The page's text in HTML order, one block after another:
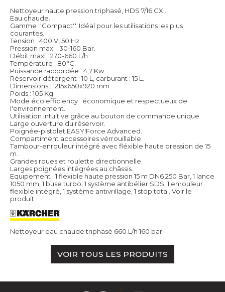
Nettoyeur haute pression triphasé, HDS 7/16 CX .
Eau chaude.
Gamme ''Compact''. Idéal pour les utilisations les plus
courantes.
Tension : 400 V, 50 Hz.
Pression maxi : 30-160 Bar.
Débit maxi : 270-660 L/h.
Température : 80°C.
Puissance raccordée : 4,7 Kw.
Réservoir détergent : 10 L, carburant : 15 L.
Dimensions : 1215x650x920 mm.
Poids : 105 Kg.
Mode éco efficiency : économique et respectueux de
l'environnement.
Utilisation intuitive grâce au bouton de commande unique.
Large ouverture du réservoir.
Poignée-pistolet EASY!Force Advanced.
Compartiment accessoires vérrouillable.
Tambour-enrouleur intégré avec fléxible haute pression de 15
m.
Grandes roues et roulette directionnelle.
Larges poignées intégrées au châssis.
Equipement : 1 flexible haute pression 15 m DN6 250 Bar, 1 lance
1050 mm, 1 buse turbo, 1 système antibélier SDS, 1 enrouleur
flexible intégré, 1 système antivrillage, 1 stop total. Voir le
produit
Nettoyeur eau chaude triphasé 660 L/h 160 bar
VOIR TOUS LES PRODUITS